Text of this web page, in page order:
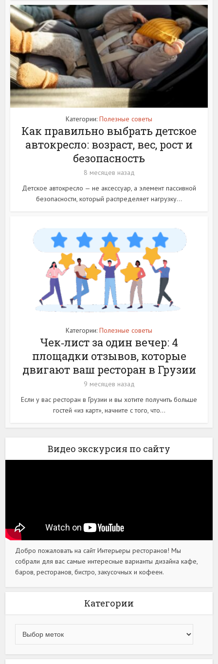
Категории: Полезные советы
Как правильно выбрать детское
автокресло: возраст, вес, рост и
безопасность
8 месяцев назад
Детское автокресло — не аксессуар, а элемент пассивной
безопасности, который распределяет нагрузку...
Категории: Полезные советы
Чек‑лист за один вечер: 4
площадки отзывов, которые
двигают ваш ресторан в Грузии
9 месяцев назад
Если у вас ресторан в Грузии и вы хотите получить больше
гостей «из карт», начните с того, что...
Видео экскурсия по сайту
Добро пожаловать на сайт Интерьеры ресторанов! Мы
собрали для вас самые интересные варианты дизайна кафе,
баров, ресторанов, бистро, закусочных и кофеен.
Категории